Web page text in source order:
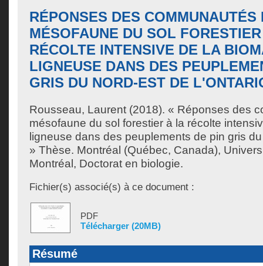
RÉPONSES DES COMMUNAUTÉS
MÉSOFAUNE DU SOL
RÉCOLTE INTENSIVE DE LA
LIGNEUSE DANS DES
GRIS DU NORD-EST DE
Rousseau, Laurent (2018). « Réponses des
mésofaune du sol forestier à la récolte
ligneuse dans des peuplements de pin gris
» Thèse. Montréal (Québec, Canada),
Montréal, Doctorat en biologie.
Fichier(s) associé(s) à ce document :
PDF
Télécharger (20MB)
Résumé